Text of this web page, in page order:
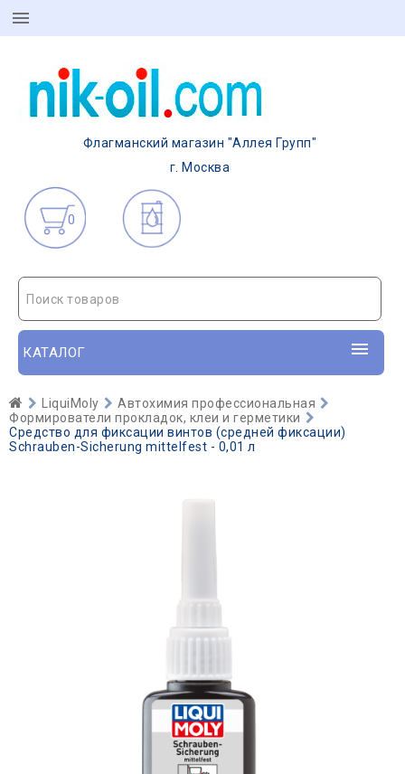
Флагманский магазин "Аллея Групп"
г. Москва
0
Поиск товаров
КАТАЛОГ
LiquiMoly
Автохимия профессиональная
Формирователи прокладок, клеи и герметики
Средство для фиксации винтов (средней фиксации)
Schrauben-Sicherung mittelfest - 0,01 л